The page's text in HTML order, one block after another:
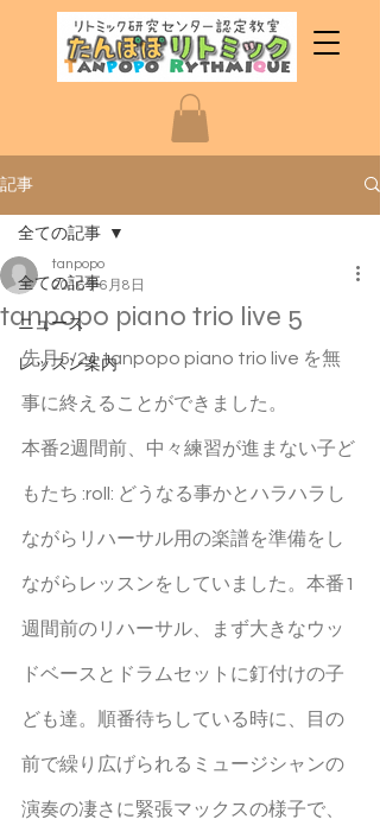
記事
全ての記事
ニュース
レッスン案内
全ての記事
tanpopo piano trio live 5
tanpopo
2016年6月8日
先月5/21 tanpopo piano trio live を無
事に終えることができました。
本番2週間前、中々練習が進まない子ど
もたち :roll: どうなる事かとハラハラし
ながらリハーサル用の楽譜を準備をし
ながらレッスンをしていました。本番1
週間前のリハーサル、まず大きなウッ
ドベースとドラムセットに釘付けの子
ども達。順番待ちしている時に、目の
前で繰り広げられるミュージシャンの
演奏の凄さに緊張マックスの様子で、